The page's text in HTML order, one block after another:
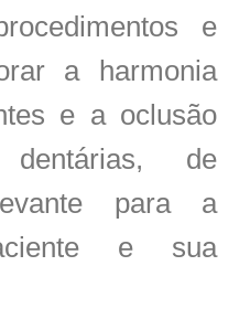
e
a harmonia
e a oclusão
de
para a
e sua